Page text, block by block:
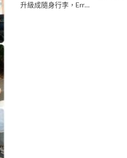
升級成隨身行李，Err…